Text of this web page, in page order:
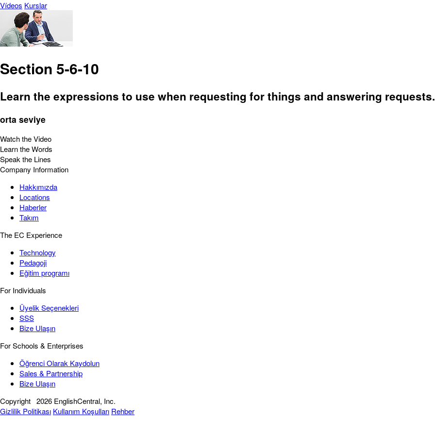
Vídeos Kurslar
Section 5-6-10
Learn the expressions to use when requesting for things and answering requests.
orta seviye
Watch the Video
Learn the Words
Speak the Lines
Company Information
Hakkımızda
Locations
Haberler
Takım
The EC Experience
Technology
Pedagoji
Eğitim programı
For Individuals
Üyelik Seçenekleri
SSS
Bize Ulaşın
For Schools & Enterprises
Öğrenci Olarak Kaydolun
Sales & Partnership
Bize Ulaşın
Copyright 2026 EnglishCentral, Inc.
Gizlilik Politikası Kullanım Koşulları Rehber